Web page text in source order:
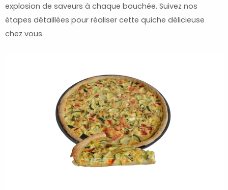
explosion de saveurs à chaque bouchée. Suivez nos
étapes détaillées pour réaliser cette quiche délicieuse
chez vous.